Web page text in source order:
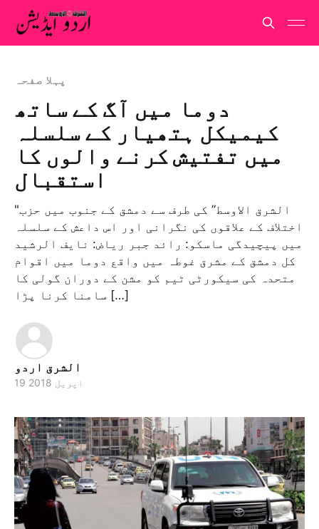
پہلا صفحہ
دوما میں آگ کے ساتھ
کیمیکل ہتھیار کے سلسلہ
میں تفتیش کرنے والوں کا
استقبال
"الشرق الاوسط” کی طرف سے دمشق کے جنوب میں حزب
اختلاف کے علاقوں کی نگرانی اور اس داعش کے سلسلہ
میں پیچیدگی ماسکو: رائد جبر ریاض: نايف الرشيد
کل دمشق کے مشرق غوطہ میں واقع دوما میں اقوام
متحدہ کی سیکورٹی ٹیم کو مشن کے دوران گولی کا
سامنا کرنا پڑا […]
الشرق اردو
19 اپریل 2018